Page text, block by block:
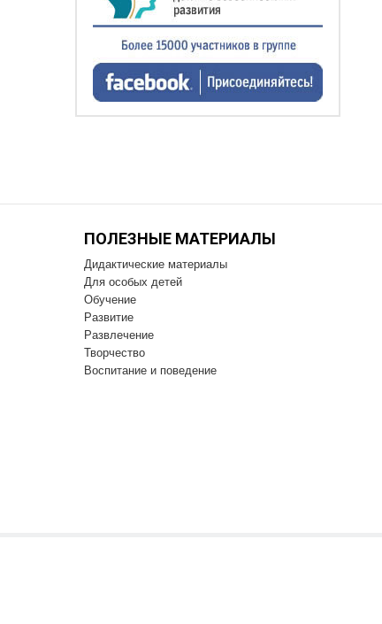
ПОЛЕЗНЫЕ МАТЕРИАЛЫ
Дидактические материалы
Для особых детей
Обучение
Развитие
Развлечение
Творчество
Воспитание и поведение